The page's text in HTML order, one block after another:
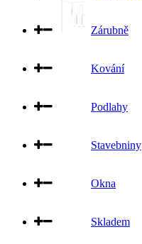
Zárubně
Kování
Podlahy
Stavebniny
Okna
Skladem